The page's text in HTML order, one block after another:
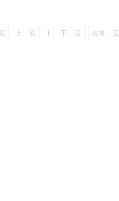
上一頁 1 下一頁 最後一頁